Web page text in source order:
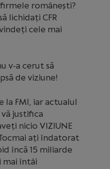
românești?
lichidați CFR
cele mai
v-a cerut să
de viziune!
la FMI, iar actualul
justifica
nicio VIZIUNE
ați îndatorat
încă 15 miliarde
mai întâi